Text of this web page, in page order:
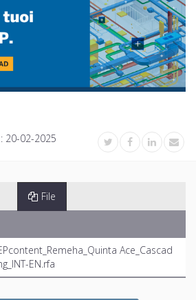
20-02-2025
File
Ace_Cascad
EN.rfa